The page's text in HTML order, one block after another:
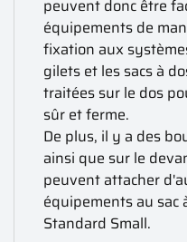
peuvent donc être
équipements de
fixation aux
gilets et les sacs à
traitées sur le dos
sûr et ferme.
De plus, il y a des
ainsi que sur le
peuvent attacher
équipements au sac
Standard Small.